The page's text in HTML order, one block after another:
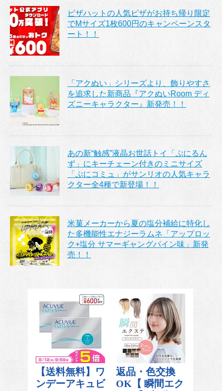
ピザハットの人気ピザがお持ち帰り限定
でMサイズ1枚600円のキャンペーンスタ
ート！！
「アクぬい」シリーズより、飾りやすさ
を追求した新商品『アクぬいRoom ディ
ズニーキャラクター』新発売！！
あの新“触感”液晶お世話トイ「ぷにるん
ず」にキーチェーン付きのミニサイズ
「ぷにコミュ」がサンリオの人気キャラ
クター全4種で新登場！！
米菓メーカーから夏の塩分補給に特化し
た多機能性エナジーラムネ「アップロッ
ク+塩分 サマーギャングパイン味」新発
売！！